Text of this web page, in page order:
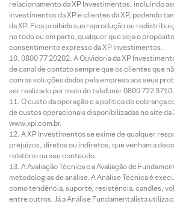
relacionamento da XP Investimentos, incluindo
investimentos da XP e clientes da XP, podendo
da XP. Fica proibida sua reprodução ou
no todo ou em parte, qualquer que seja o
consentimento expresso da XP Investimentos.
0800 77 20202. A Ouvidoria da XP
de canal de contato sempre que os clientes que
com as soluções dadas pela empresa aos seus
ser realizado por meio do telefone: 0800 722 3710.
O custo da operação e a política de cobrança
de custos operacionais disponibilizadas no site
www.xpi.com.br.
A XP Investimentos se exime de qualquer
prejuízos, diretos ou indiretos, que venham a
relatório ou seu conteúdo.
A Avaliação Técnica e a Avaliação de
metodologias de análise. A Análise Técnica é
como tendência, suporte, resistência, candles,
entre outros. Já a Análise Fundamentalista utiliza